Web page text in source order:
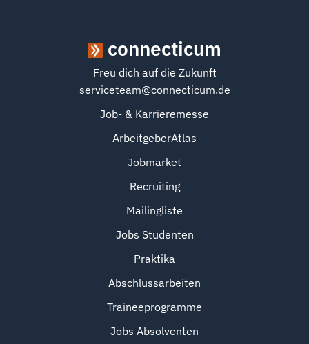
connecticum
Freu dich auf die Zukunft
serviceteam@connecticum.de
Job- & Karrieremesse
ArbeitgeberAtlas
Jobmarket
Recruiting
Mailingliste
Jobs Studenten
Praktika
Abschlussarbeiten
Traineeprogramme
Jobs Absolventen